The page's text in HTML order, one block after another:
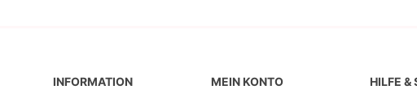
INFORMATION MEIN KONTO HILFE &